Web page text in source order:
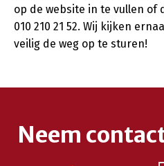
op de website in te vullen of
010 210 21 52. Wij kijken
veilig de weg op te sturen!
Neem